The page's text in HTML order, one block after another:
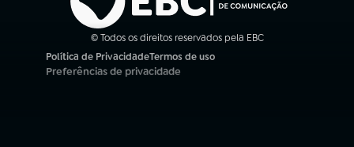
© Todos os direitos reservados pela EBC
Política de Privacidade
(abre em nova aba)
Termos de uso
(abre em nova aba)
Preferências de privacidade